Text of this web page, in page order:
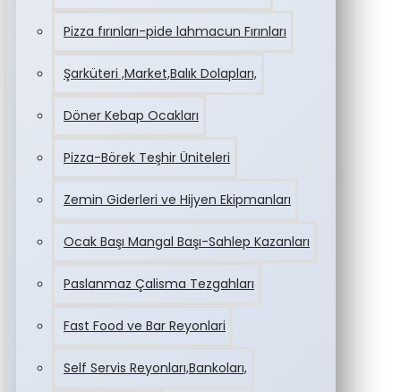
Pizza fırınları-pide lahmacun Fırınları
Şarküteri ,Market,Balık Dolapları,
Döner Kebap Ocakları
Pizza-Börek Teşhir Üniteleri
Zemin Giderleri ve Hijyen Ekipmanları
Ocak Başı Mangal Başı-Sahlep Kazanları
Paslanmaz Çalisma Tezgahları
Fast Food ve Bar Reyonlari
Self Servis Reyonları,Bankoları,